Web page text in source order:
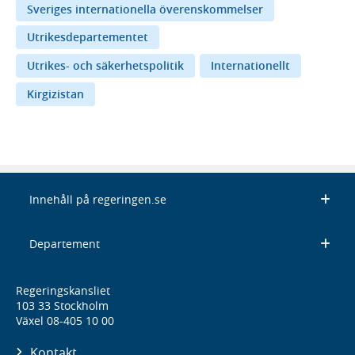
Sveriges internationella överenskommelser
Utrikesdepartementet
Utrikes- och säkerhetspolitik
Internationellt
Kirgizistan
Innehåll på regeringen.se
Departement
Regeringskansliet
103 33 Stockholm
Växel 08-405 10 00